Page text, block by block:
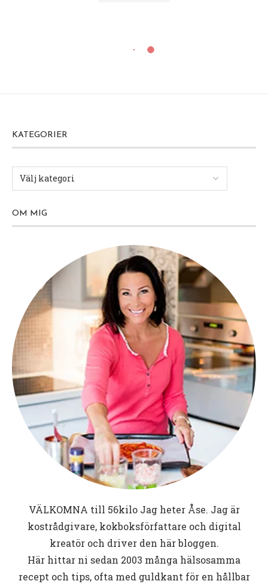
KATEGORIER
OM MIG
VÄLKOMNA till 56kiloJag heter Åse. Jag är
kostrådgivare, kokboksförfattare och digital
kreatör och driver den här bloggen.
Här hittar ni sedan 2003 många hälsosamma
recept och tips, ofta med guldkant för en hållbar